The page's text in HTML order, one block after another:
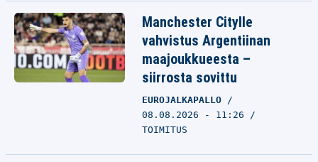
Manchester Citylle
vahvistus Argentiinan
maajoukkueesta –
siirrosta sovittu
EUROJALKAPALLO
08.08.2026 - 11:26
TOIMITUS